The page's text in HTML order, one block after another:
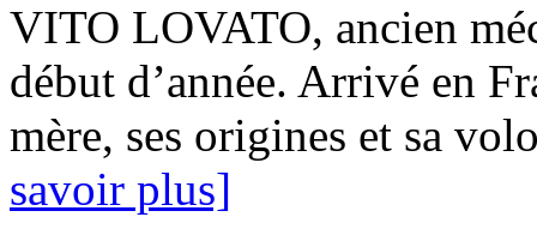
VITO LOVATO, ancien
début d’année. Arrivé en
mère, ses origines et sa
savoir plus]